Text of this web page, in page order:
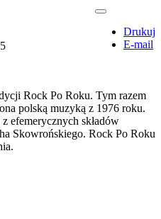
Drukuj
E-mail
Rock Po Roku. Tym razem
polską muzyką z 1976 roku.
efemerycznych składów
Skowrońskiego. Rock Po Roku